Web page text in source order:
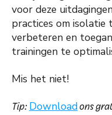
voor deze
practices om isolatie
verbeteren en
trainingen te
Mis het niet!
Tip: Downloadons